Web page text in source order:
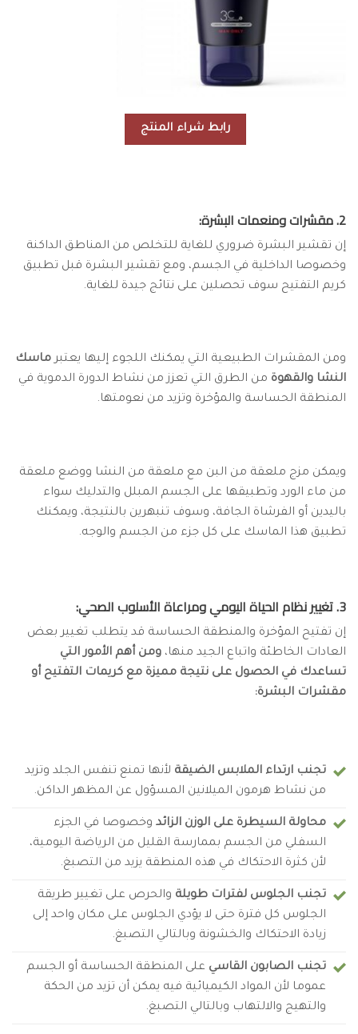
رابط شراء المنتج
2. مقشرات ومنعمات البشرة:
إن تقشير البشرة ضروري للغاية للتخلص من المناطق الداكنة
وخصوصا الداخلية في الجسم، ومع تقشير البشرة قبل تطبيق
كريم التفتيح سوف تحصلين على نتائج جيدة للغاية.
ومن المقشرات الطبيعية التي يمكنك اللجوء إليها يعتبرماسك
النشا والقهوة من الطرق التي تعزز من نشاط الدورة الدموية في
المنطقة الحساسة والمؤخرة وتزيد من نعومتها.
ويمكن مزج ملعقة من البن مع ملعقة من النشا ووضع ملعقة
من ماء الورد وتطبيقها على الجسم المبلل والتدليك سواء
باليدين أو الفرشاة الجافة، وسوف تنبهرين بالنتيجة، ويمكنك
تطبيق هذا الماسك على كل جزء من الجسم والوجه.
3. تغيير نظام الحياة اليومي ومراعاة الأسلوب الصحي:
إن تفتيح المؤخرة والمنطقة الحساسة قد يتطلب تغيير بعض
العادات الخاطئة واتباع الجيد منها، ومن أهم الأمور التي
تساعدك في الحصول على نتيجة مميزة مع كريمات التفتيح أو
مقشرات البشرة:
تجنب ارتداء الملابس الضيقة لأنها تمنع تنفس الجلد وتزيد
من نشاط هرمون الميلانين المسؤول عن المظهر الداكن.
محاولة السيطرة على الوزن الزائد وخصوصا في الجزء
السفلي من الجسم بممارسة القليل من الرياضة اليومية،
لأن كثرة الاحتكاك في هذه المنطقة يزيد من التصبغ.
تجنب الجلوس لفترات طويلة والحرص على تغيير طريقة
الجلوس كل فترة حتى لا يؤدي الجلوس على مكان واحد إلى
زيادة الاحتكاك والخشونة وبالتالي التصبغ.
تجنب الصابون القاسي على المنطقة الحساسة أو الجسم
عموما لأن المواد الكيميائية فيه يمكن أن تزيد من الحكة
والتهيج والالتهاب وبالتالي التصبغ.